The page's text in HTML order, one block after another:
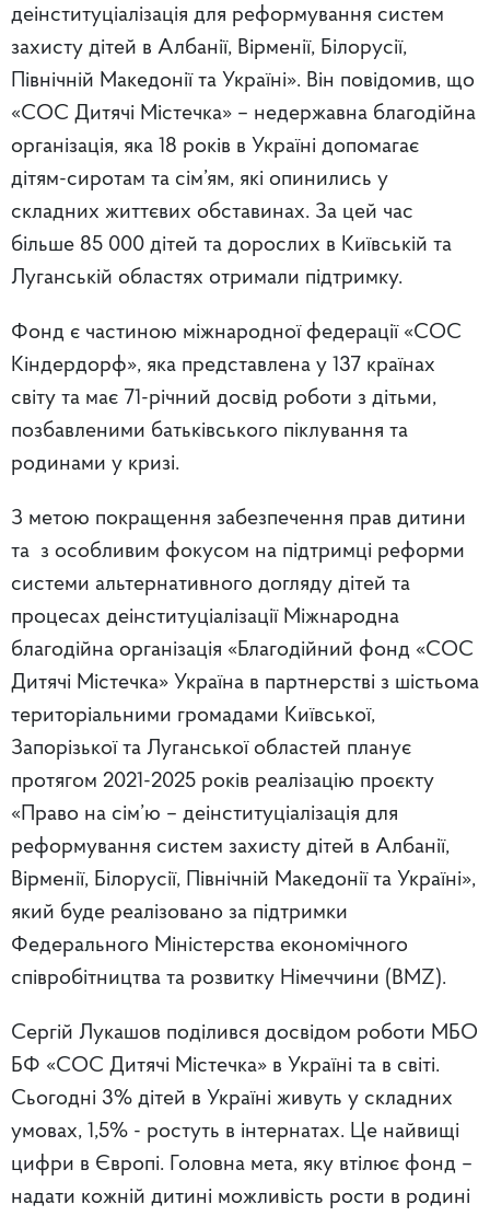
деінституціалізація для реформування систем
захисту дітей в Албанії, Вірменії, Білорусії,
Північній Македонії та Україні». Він повідомив, що
«СОС Дитячі Містечка» – недержавна благодійна
організація, яка 18 років в Україні допомагає
дітям-сиротам та сім’ям, які опинились у
складних життєвих обставинах. За цей час
більше 85 000 дітей та дорослих в Київській та
Луганській областях отримали підтримку.
Фонд є частиною міжнародної федерації «СОС
Кіндердорф», яка представлена у 137 країнах
світу та має 71-річний досвід роботи з дітьми,
позбавленими батьківського піклування та
родинами у кризі.
З метою покращення забезпечення прав дитини
та з особливим фокусом на підтримці реформи
системи альтернативного догляду дітей та
процесах деінституціалізації Міжнародна
благодійна організація «Благодійний фонд «СОС
Дитячі Містечка» Україна в партнерстві з шістьома
територіальними громадами Київської,
Запорізької та Луганської областей планує
протягом 2021-2025 років реалізацію проєкту
«Право на сім’ю – деінституціалізація для
реформування систем захисту дітей в Албанії,
Вірменії, Білорусії, Північній Македонії та Україні»,
який буде реалізовано за підтримки
Федерального Міністерства економічного
співробітництва та розвитку Німеччини (BMZ).
Сергій Лукашов поділився досвідом роботи МБО
БФ «СОС Дитячі Містечка» в Україні та в світі.
Сьогодні 3% дітей в Україні живуть у складних
умовах, 1,5% - ростуть в інтернатах. Це найвищі
цифри в Європі. Головна мета, яку втілює фонд –
надати кожній дитині можливість рости в родині